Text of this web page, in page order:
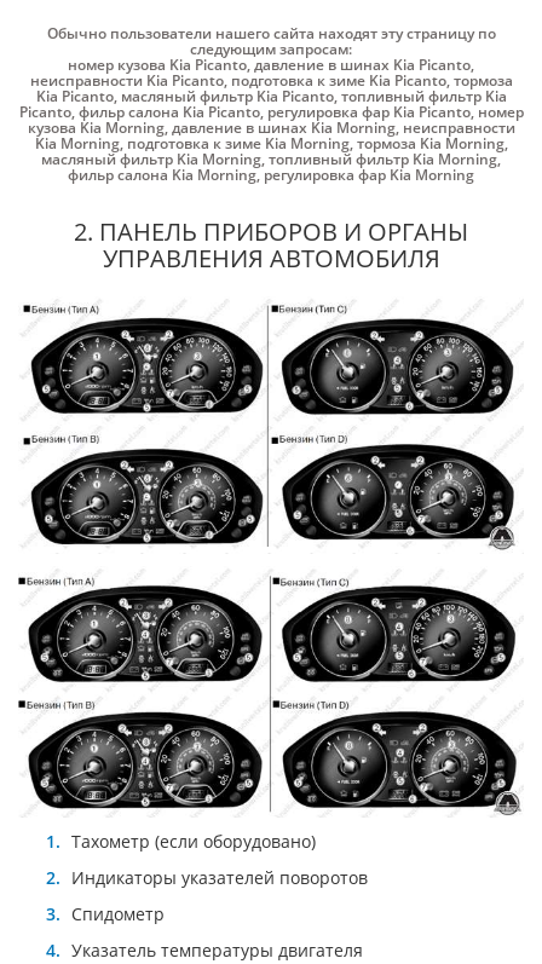
Обычно пользователи нашего сайта находят эту страницу по
следующим запросам:
номер кузова Kia Picanto,давление в шинах Kia Picanto,
неисправности Kia Picanto, подготовка к зиме Kia Picanto,тормоза
Kia Picanto, масляный фильтр Kia Picanto,топливный фильтр Kia
Picanto,фильр салона Kia Picanto, регулировка фар Kia Picanto,номер
кузова Kia Morning,давление в шинах Kia Morning, неисправности
Kia Morning, подготовка к зиме Kia Morning,тормоза Kia Morning,
масляный фильтр Kia Morning,топливный фильтр Kia Morning,
фильр салона Kia Morning, регулировка фар Kia Morning
2. ПАНЕЛЬ ПРИБОРОВ И ОРГАНЫ
УПРАВЛЕНИЯ АВТОМОБИЛЯ
Тахометр (если оборудовано)
Индикаторы указателей поворотов
Спидометр
Указатель температуры двигателя